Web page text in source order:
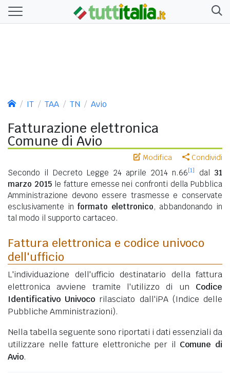
IT TAA TN Avio
Fatturazione elettronica
Comune di Avio
Modifica Condividi
Secondo il Decreto Legge 24 aprile 2014 n.66[1] dal 31
marzo 2015le fatture emesse nei confronti della Pubblica
Amministrazione devono essere trasmesse e conservate
esclusivamente in formato elettronico, abbandonando in
tal modo il supporto cartaceo.
Fattura elettronica e codice univoco
dell'ufficio
L'individuazione dell'ufficio destinatario della fattura
elettronica avviene tramite l'utilizzo di un Codice
Identificativo Univoco rilasciato dall'iPA (Indice delle
Pubbliche Amministrazioni).
Nella tabella seguente sono riportati i dati essenziali da
utilizzare nelle fatture elettroniche per il Comune di
Avio.